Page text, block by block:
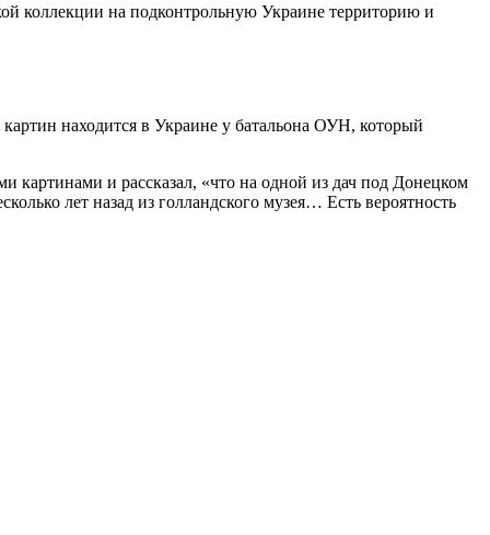
коллекции на подконтрольную Украине территорию и
находится в Украине у батальона ОУН, который
и рассказал, «что на одной из дач под Донецком
лет назад из голландского музея… Есть вероятность